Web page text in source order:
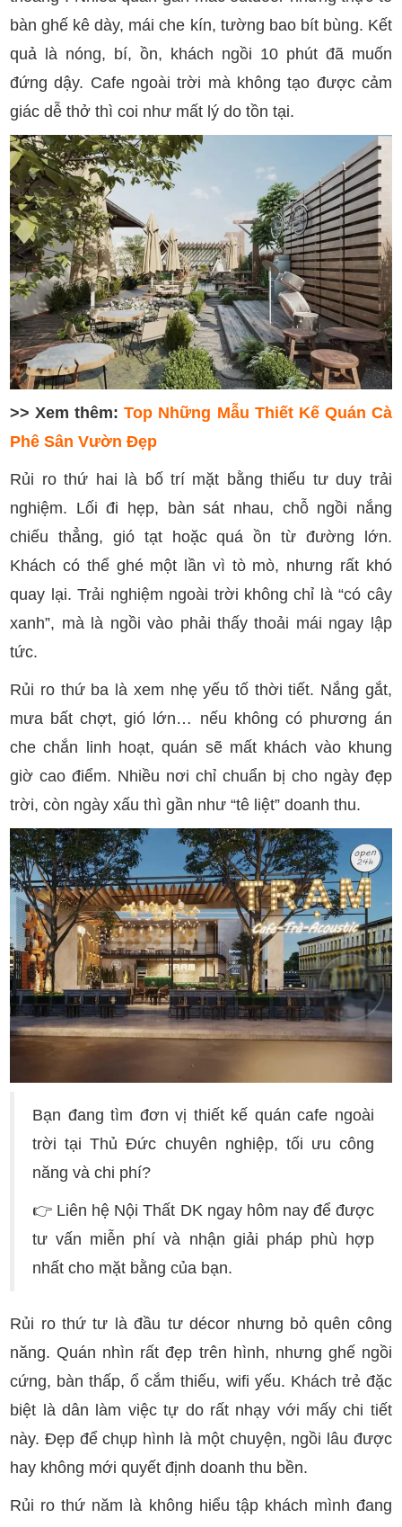
bàn ghế kê dày, mái che kín, tường bao bít bùng. Kết
quả là nóng, bí, ồn, khách ngồi 10 phút đã muốn
đứng dậy. Cafe ngoài trời mà không tạo được cảm
giác dễ thở thì coi như mất lý do tồn tại.
>> Xem thêm:Top Những Mẫu Thiết Kế Quán Cà
Phê Sân Vườn Đẹp
Rủi ro thứ hai là bố trí mặt bằng thiếu tư duy trải
nghiệm. Lối đi hẹp, bàn sát nhau, chỗ ngồi nắng
chiếu thẳng, gió tạt hoặc quá ồn từ đường lớn.
Khách có thể ghé một lần vì tò mò, nhưng rất khó
quay lại. Trải nghiệm ngoài trời không chỉ là “có cây
xanh”, mà là ngồi vào phải thấy thoải mái ngay lập
tức.
Rủi ro thứ ba là xem nhẹ yếu tố thời tiết. Nắng gắt,
mưa bất chợt, gió lớn… nếu không có phương án
che chắn linh hoạt, quán sẽ mất khách vào khung
giờ cao điểm. Nhiều nơi chỉ chuẩn bị cho ngày đẹp
trời, còn ngày xấu thì gần như “tê liệt” doanh thu.
Bạn đang tìm đơn vị thiết kế quán cafe ngoài
trời tại Thủ Đức chuyên nghiệp, tối ưu công
năng và chi phí?
👉 Liên hệ Nội Thất DK ngay hôm nay để được
tư vấn miễn phí và nhận giải pháp phù hợp
nhất cho mặt bằng của bạn.
Rủi ro thứ tư là đầu tư décor nhưng bỏ quên công
năng. Quán nhìn rất đẹp trên hình, nhưng ghế ngồi
cứng, bàn thấp, ổ cắm thiếu, wifi yếu. Khách trẻ đặc
biệt là dân làm việc tự do rất nhạy với mấy chi tiết
này. Đẹp để chụp hình là một chuyện, ngồi lâu được
hay không mới quyết định doanh thu bền.
Rủi ro thứ năm là không hiểu tập khách mình đang